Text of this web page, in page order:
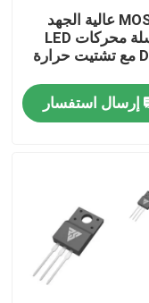
MOSFET عالية الجهد
لسلسلة محركات LED
Driver مع تشتيت حرارة
إرسال استفسار